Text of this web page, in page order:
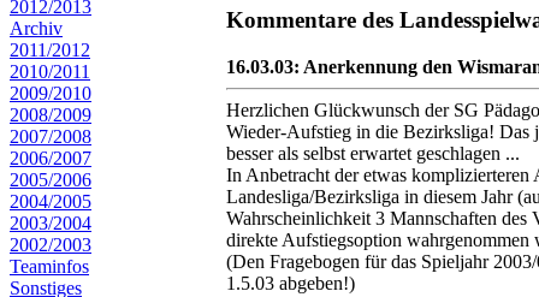
2012/2013
Archiv
2011/2012
2010/2011
2009/2010
2008/2009
2007/2008
2006/2007
2005/2006
2004/2005
2003/2004
2002/2003
Teaminfos
Sonstiges
Kommentare des
16.03.03: Anerkennung den
Herzlichen Glückwunsch der SG
Wieder-Aufstieg in die Bezirksliga! Das
besser als selbst erwartet geschlagen ...
In Anbetracht der etwas
Landesliga/Bezirksliga in diesem Jahr
Wahrscheinlichkeit 3 Mannschaften
direkte Aufstiegsoption wahrgenommen
(Den Fragebogen für das Spieljahr
1.5.03 abgeben!)